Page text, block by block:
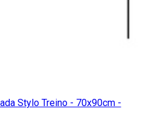
Stylo Treino - 70x90cm -